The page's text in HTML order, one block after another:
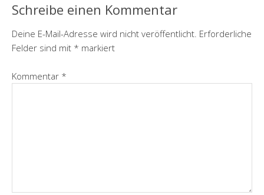
Schreibe einen Kommentar
Deine E-Mail-Adresse wird nicht veröffentlicht. Erforderliche
Felder sind mit * markiert
Kommentar *